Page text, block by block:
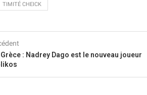
TIMITÉ CHEICK
: Nadrey Dago est le nouveau joueur